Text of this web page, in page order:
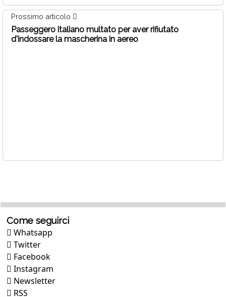
Prossimo articolo
Passeggero italiano multato per aver rifiutato
d'indossare la mascherina in aereo
Come seguirci
Whatsapp
Twitter
Facebook
Instagram
Newsletter
RSS